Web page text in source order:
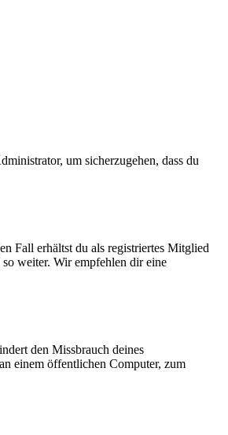
um sicherzugehen, dass du
Fall erhältst du als registriertes Mitglied
weiter. Wir empfehlen dir eine
den Missbrauch deines
einem öffentlichen Computer, zum